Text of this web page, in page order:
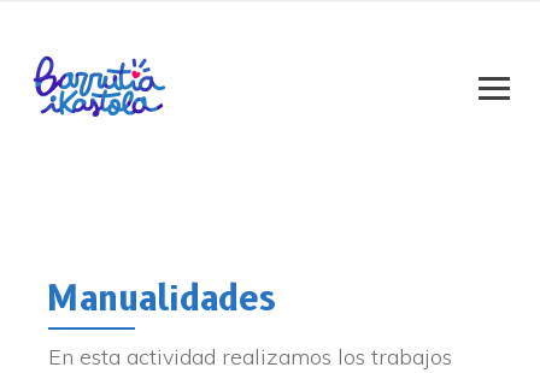
Manualidades
En esta actividad realizamos los trabajos